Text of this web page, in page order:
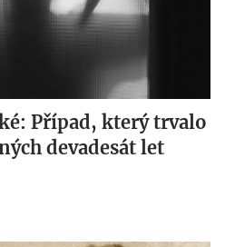
Případ, který trvalo
devadesát let